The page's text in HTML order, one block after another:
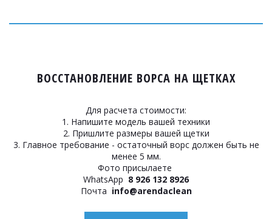
ВОССТАНОВЛЕНИЕ ВОРСА НА ЩЕТКАХ
Для расчета стоимости:
1. Напишите модель вашей техники
2. Пришлите размеры вашей щетки
3. Главное требование - остаточный ворс должен быть не
менее 5 мм.
Фото присылаете
WhatsApp 8 926 132 8926
Почта info@arendaclean